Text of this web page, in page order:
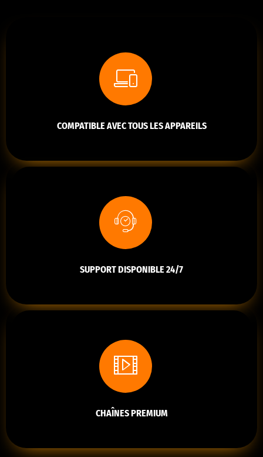
COMPATIBLE AVEC TOUS LES APPAREILS
SUPPORT DISPONIBLE 24/7
CHAÎNES PREMIUM